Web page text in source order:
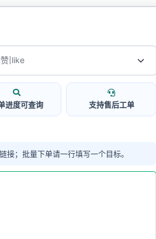
进度可查询 支持售后工单
接；批量下单请一行填写一个目标。